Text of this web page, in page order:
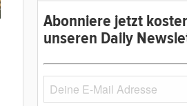
Abonniere jetzt
unseren Daily